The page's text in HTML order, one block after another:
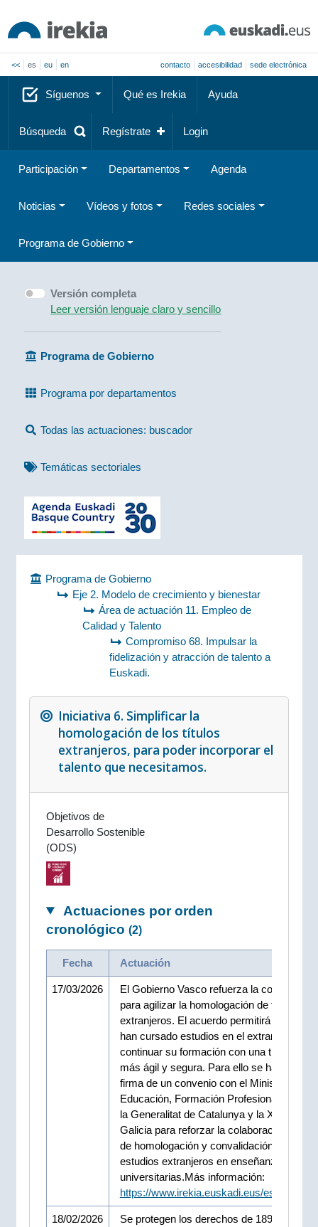
<< es eu en contacto accesibilidad sede electrónica
Síguenos Qué es Irekia Ayuda
Búsqueda Regístrate Login
Participación Departamentos Agenda
Noticias Vídeos y fotos Redes sociales
Programa de Gobierno
Versión completa
Leer versión lenguaje claro y sencillo
Programa de Gobierno
Programa por departamentos
Todas las actuaciones: buscador
Temáticas sectoriales
Programa de Gobierno
Eje 2. Modelo de crecimiento y bienestar
Área de actuación 11. Empleo de
Calidad y Talento
Compromiso 68. Impulsar la
fidelización y atracción de talento a
Euskadi.
Iniciativa 6. Simplificar la
homologación de los títulos
extranjeros, para poder incorporar el
talento que necesitamos.
Objetivos de
Desarrollo Sostenible
(ODS)
Actuaciones por orden
cronológico (2)
Fecha Actuación
17/03/2026
El Gobierno Vasco refuerza la
para agilizar la homologación de títulos
extranjeros. El acuerdo permitirá que
han cursado estudios en el extranjero
continuar su formación con una
más ágil y segura. Para ello se ha
firma de un convenio con el Ministerio de
Educación, Formación Profesional y
la Generalitat de Catalunya y la Xunta de
Galicia para reforzar la colaboración en
de homologación y convalidación de
estudios extranjeros en enseñanzas no
universitarias.Más información:
https://www.irekia.euskadi.eus/es/news/
18/02/2026
Se protegen los derechos de 189